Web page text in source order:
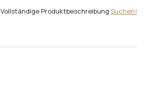
Vollständige Produktbeschreibung Suchen!